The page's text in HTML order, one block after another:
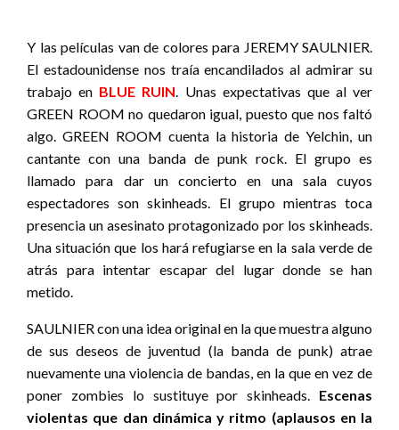
Y las películas van de colores para JEREMY SAULNIER.
El estadounidense nos traía encandilados al admirar su
trabajo en BLUE RUIN. Unas expectativas que al ver
GREEN ROOM no quedaron igual, puesto que nos faltó
algo. GREEN ROOM cuenta la historia de Yelchin, un
cantante con una banda de punk rock. El grupo es
llamado para dar un concierto en una sala cuyos
espectadores son skinheads. El grupo mientras toca
presencia un asesinato protagonizado por los skinheads.
Una situación que los hará refugiarse en la sala verde de
atrás para intentar escapar del lugar donde se han
metido.
SAULNIER con una idea original en la que muestra alguno
de sus deseos de juventud (la banda de punk) atrae
nuevamente una violencia de bandas, en la que en vez de
poner zombies lo sustituye por skinheads. Escenas
violentas que dan dinámica y ritmo (aplausos en la